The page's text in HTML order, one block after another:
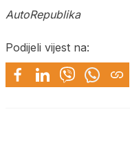
AutoRepublika
Podijeli vijest na: